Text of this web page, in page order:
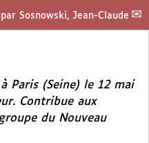
par Sosnowski, Jean-Claude
Paris (Seine) le 12 mai
Contribue aux
du Nouveau